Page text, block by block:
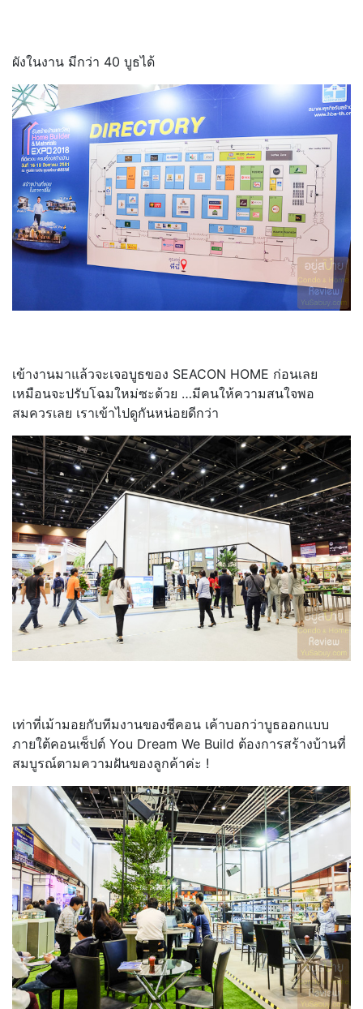
ผังในงาน มีกว่า 40 บูธได้
เข้างานมาแล้วจะเจอบูธของ SEACON HOME ก่อนเลย
เหมือนจะปรับโฉมใหม่ซะด้วย …มีคนให้ความสนใจพอ
สมควรเลย เราเข้าไปดูกันหน่อยดีกว่า
เท่าที่เม้ามอยกับทีมงานของซีคอน เค้าบอกว่าบูธออกแบบ
ภายใต้คอนเซ็ปต์ You Dream We Build ต้องการสร้างบ้านที่
สมบูรณ์ตามความฝันของลูกค้าค่ะ !